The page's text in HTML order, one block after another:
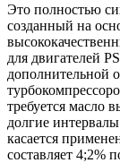
Это полностью
созданный на
для двигателей
дополнительной
требуется масло
долгие
касается
составляет 4;2%